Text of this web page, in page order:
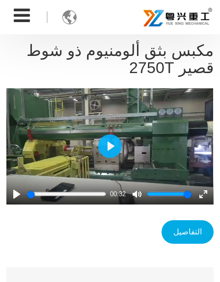

مكبس بثق ألومنيوم ذو شوط
قصير 2750T
Play
00:32
Mute
Play
التفاصيل